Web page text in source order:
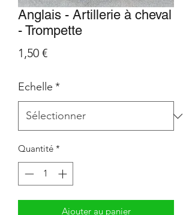
Anglais - Artillerie à cheval
- Trompette
1,50 €Prix
Echelle *
Quantité *
Ajouter au panier